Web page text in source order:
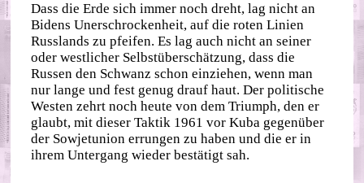
Dass die Erde sich immer noch dreht, lag nicht an
Bidens Unerschrockenheit, auf die roten Linien
Russlands zu pfeifen. Es lag auch nicht an seiner
oder westlicher Selbstüberschätzung, dass die
Russen den Schwanz schon einziehen, wenn man
nur lange und fest genug drauf haut. Der politische
Westen zehrt noch heute von dem Triumph, den er
glaubt, mit dieser Taktik 1961 vor Kuba gegenüber
der Sowjetunion errungen zu haben und die er in
ihrem Untergang wieder bestätigt sah.